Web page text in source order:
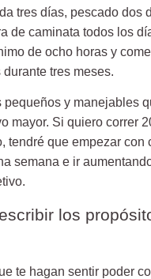
tres días, pescado dos
de caminata todos los
de ocho horas y
durante tres meses.
pequeños y manejables
mayor. Si quiero correr
tendré que empezar con
semana e ir
los
te hagan sentir poder